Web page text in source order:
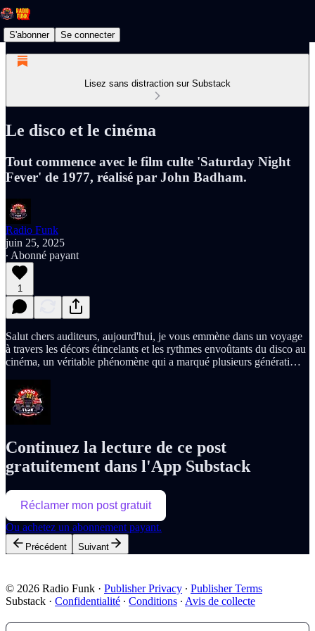
S'abonner Se connecter
Lisez sans distraction sur Substack
Le disco et le cinéma
Tout commence avec le film culte 'Saturday Night
Fever' de 1977, réalisé par John Badham.
Radio Funk
juin 25, 2025
∙ Abonné payant
1
Salut chers auditeurs, aujourd'hui, je vous emmène dans un voyage
à travers les décors étincelants et les rythmes envoûtants du disco au
cinéma, un véritable phénomène qui a marqué plusieurs générati…
Continuez la lecture de ce post
gratuitement dans l'App Substack
Réclamer mon post gratuit
Ou achetez un abonnement payant.
Précédent Suivant
© 2026 Radio Funk · Publisher Privacy ∙ Publisher Terms
Substack · Confidentialité ∙ Conditions ∙ Avis de collecte